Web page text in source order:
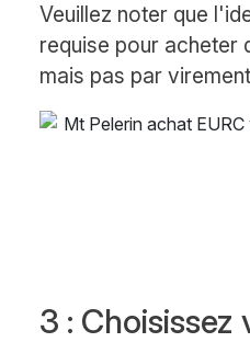
Veuillez noter que
requise pour acheter
mais pas par
3 :